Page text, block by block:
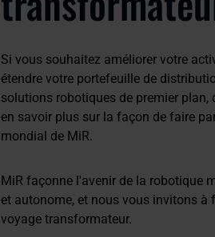
Si vous souhaitez améliorer votre
étendre votre portefeuille de
solutions robotiques de premier plan,
en savoir plus sur la façon de faire
mondial de MiR.
MiR façonne l'avenir de la robotique
et autonome, et nous vous invitons à
voyage transformateur.